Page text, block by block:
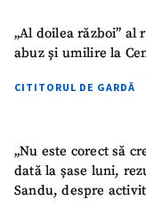
„Al doilea război”
abuz și umilire la
CITITORUL DE GARDĂ
„Nu este corect să
dată la șase luni,
Sandu, despre